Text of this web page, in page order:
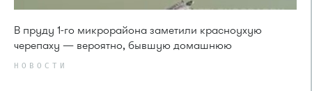
В пруду 1-го микрорайона заметили красноухую
черепаху — вероятно, бывшую домашнюю
НОВОСТИ